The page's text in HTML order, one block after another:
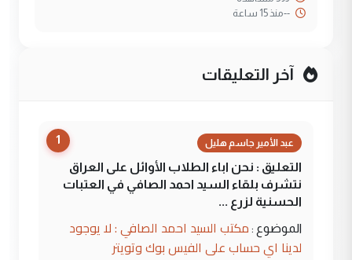
--منذ 15 ساعة
آخر التعليقات
1 عبد الأمير جاسم هليل
التعليق : نحن اباء الطلاب الأوائل على العراق
نتشرف بلقاء السيد احمد الصافي في العتبات
الحسنية لزرع ...
الموضوع : مكتب السيد احمد الصافي : لا يوجود
لدينا اي حساب على الفيس بوك وتويتر